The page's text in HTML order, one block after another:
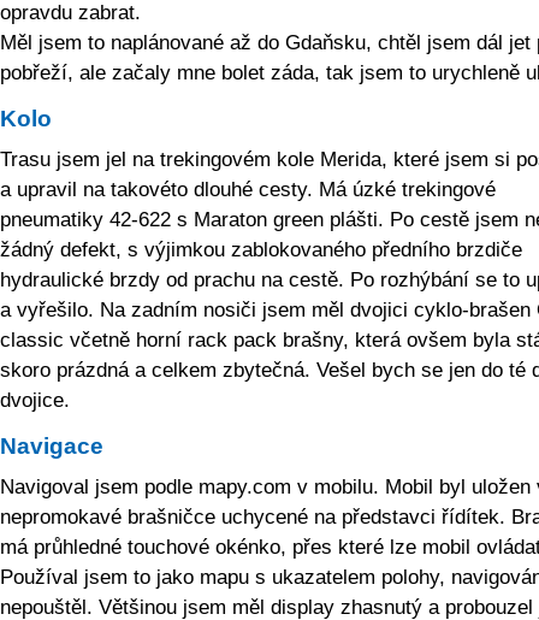
opravdu zabrat.
Měl jsem to naplánované až do Gdaňsku, chtěl jsem dál jet
pobřeží, ale začaly mne bolet záda, tak jsem to urychleně
Kolo
Trasu jsem jel na trekingovém kole Merida, které jsem si
a upravil na takovéto dlouhé cesty. Má úzké trekingové
pneumatiky 42-622 s Maraton green plášti. Po cestě jsem
žádný defekt, s výjimkou zablokovaného předního brzdiče
hydraulické brzdy od prachu na cestě. Po rozhýbání se to
a vyřešilo. Na zadním nosiči jsem měl dvojici cyklo-brašen
classic včetně horní rack pack brašny, která ovšem byla
skoro prázdná a celkem zbytečná. Vešel bych se jen do té
dvojice.
Navigace
Navigoval jsem podle mapy.com v mobilu. Mobil byl uložen
nepromokavé brašničce uchycené na představci řídítek.
má průhledné touchové okénko, přes které lze mobil
Používal jsem to jako mapu s ukazatelem polohy,
nepouštěl. Většinou jsem měl display zhasnutý a probouzel